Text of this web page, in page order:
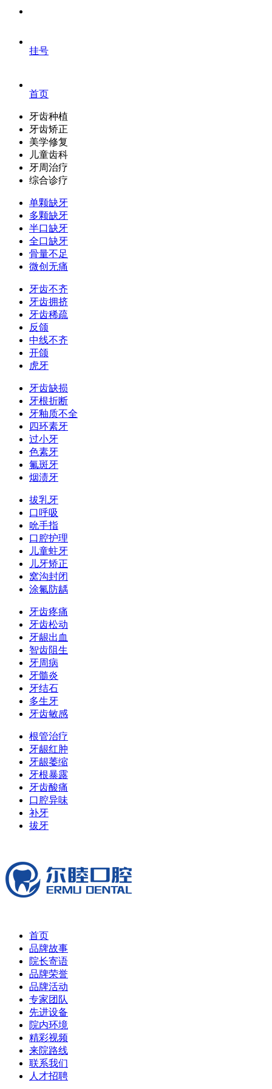
挂号
首页
牙齿种植
牙齿矫正
美学修复
儿童齿科
牙周治疗
综合诊疗
单颗缺牙
多颗缺牙
半口缺牙
全口缺牙
骨量不足
微创无痛
牙齿不齐
牙齿拥挤
牙齿稀疏
反颌
中线不齐
开颌
虎牙
牙齿缺损
牙根折断
牙釉质不全
四环素牙
过小牙
色素牙
氟斑牙
烟渍牙
拔乳牙
口呼吸
吮手指
口腔护理
儿童蛀牙
儿牙矫正
窝沟封闭
涂氟防龋
牙齿疼痛
牙齿松动
牙龈出血
智齿阻生
牙周病
牙髓炎
牙结石
多生牙
牙齿敏感
根管治疗
牙龈红肿
牙龈萎缩
牙根暴露
牙齿酸痛
口腔异味
补牙
拔牙
首页
品牌故事
院长寄语
品牌荣誉
品牌活动
专家团队
先进设备
院内环境
精彩视频
来院路线
联系我们
人才招聘